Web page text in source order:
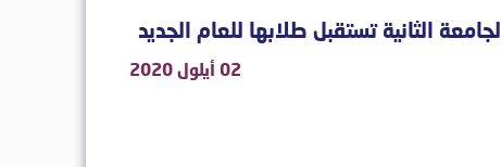
الجامعة الثانية تستقبل طلابها للعام الجديد
02 أيلول 2020